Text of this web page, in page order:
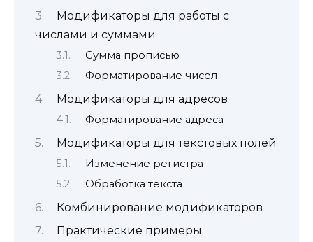
Модификаторы для работы с
числами и суммами
Сумма прописью
Форматирование чисел
Модификаторы для адресов
Форматирование адреса
Модификаторы для текстовых полей
Изменение регистра
Обработка текста
Комбинирование модификаторов
Практические примеры